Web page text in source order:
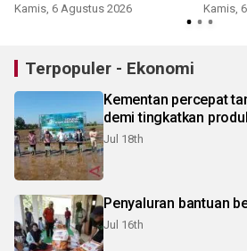
Kamis, 6 Agustus 2026 Kamis,
Terpopuler - Ekonomi
Kementan percepat
demi tingkatkan
Jul 18th
Penyaluran bantuan
Jul 16th